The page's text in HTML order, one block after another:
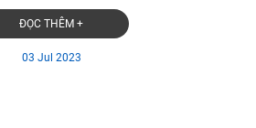
ĐỌC THÊM +
03 Jul 2023